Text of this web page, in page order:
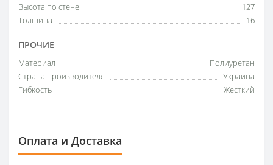
Высота по стене
127
Толщина
16
ПРОЧИЕ
Материал
Полиуретан
Страна производителя
Украина
Гибкость
Жесткий
Оплата и Доставка